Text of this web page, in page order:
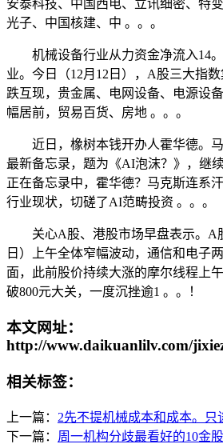
安泰科技、中国西电、立讯细密、特
光子、中国核建、中 。。。
机械设备行业从力资金净流入14。
业。今日（12月12日），A股三大指
跌互现，贵金属、电网设备、电源设
幅居前，贸易百货、房地 。。。
近日，橡树本钱开办人霍华德。马
最新备忘录，题为《AI泡沫？》，继
正在备忘录中，霍华德？马克斯连系
行业现状，切磋了AI范畴投资 。。。
关心A股、港股市场早盘表示。A
日）上午全体窄幅波动，通信和电子
面，此前股价持续大涨的摩尔线程上
破800元大关，一度沉挫逾1 。。！
本文网址：
http://www.daikuanlilv.com/
相关标签：
上一篇： 2先不提机械成本和成本。只
下一篇： 周一机构分歧最看好的10金股